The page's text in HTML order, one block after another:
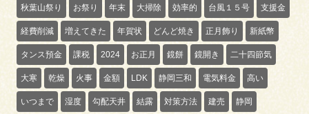
秋葉山祭り お祭り 年末 大掃除 効率的 台風１５号 支援金
経費削減 増えてきた 年賀状 どんど焼き 正月飾り 新紙幣
タンス預金 課税 2024 お正月 鏡餅 鏡開き 二十四節気
大寒 乾燥 火事 金額 LDK 静岡三和 電気料金 高い
いつまで 湿度 勾配天井 結露 対策方法 建売 静岡